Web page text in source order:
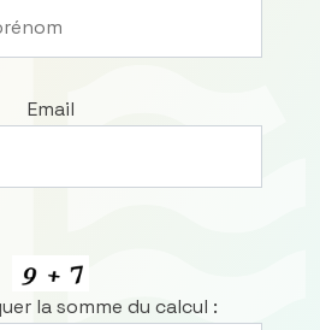
Email
la somme du calcul :